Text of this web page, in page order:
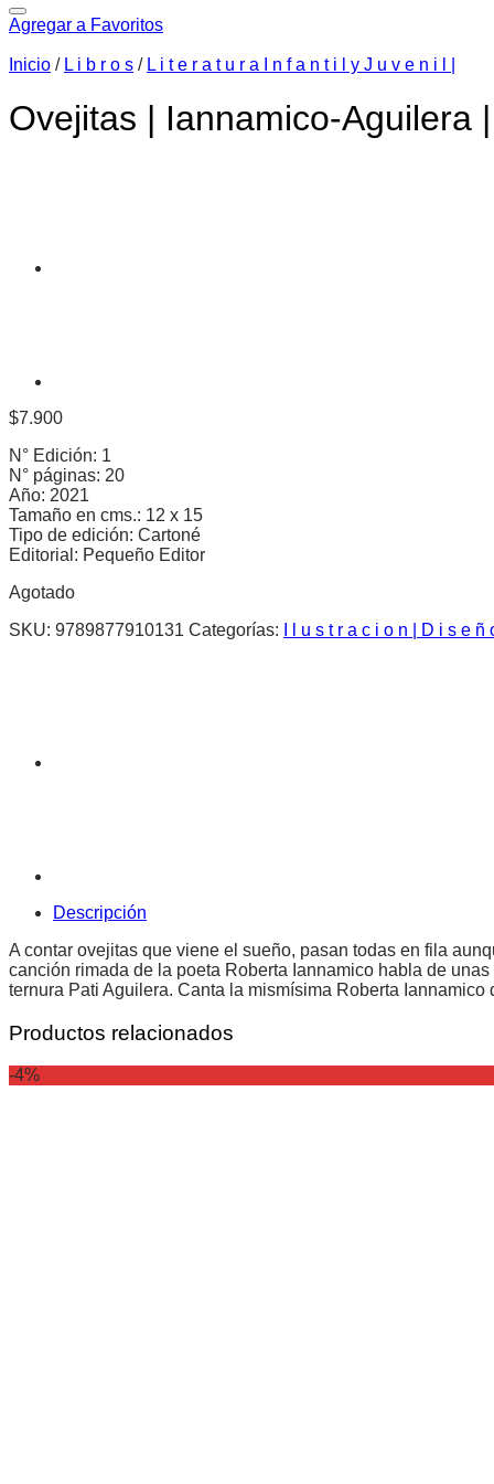
Agregar a Favoritos
Inicio / L i b r o s / L i t e r a t u r a I n f a n t i l y J u v e n i l |
Ovejitas | Iannamico-Aguilera
$7.900
N° Edición: 1
N° páginas: 20
Año: 2021
Tamaño en cms.: 12 x 15
Tipo de edición: Cartoné
Editorial: Pequeño Editor
Agotado
SKU: 9789877910131 Categorías: I l u s t r a c i o n | D i s e ñ o
Descripción
A contar ovejitas que viene el sueño, pasan todas en fila
canción rimada de la poeta Roberta Iannamico habla de
ternura Pati Aguilera. Canta la mismísima Roberta
Productos relacionados
-4%